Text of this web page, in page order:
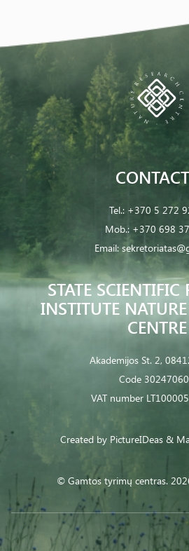
STATE SCIENTIFIC
INSTITUTE
CENTRE
Akademijos St. 2,
Code
VAT number
Tel.: +370 5 272
Mob.: +370 698
Email:
© Gamtos tyrimų centras.
Created by PictureIDeas &